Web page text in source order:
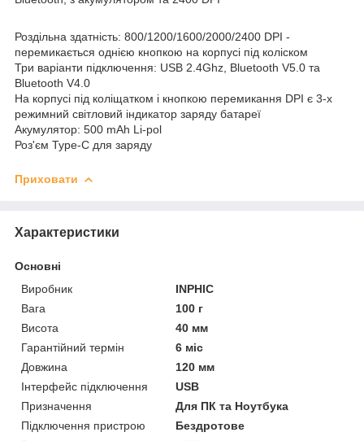
Роздільна здатність: 800/1200/1600/2000/2400 DPI -
перемикається однією кнопкою на корпусі під коліском
Три варіанти підключення: USB 2.4Ghz, Bluetooth V5.0 та
Bluetooth V4.0
На корпусі під коліщатком і кнопкою перемикання DPI є 3-х
режимний світловий індикатор заряду батареї
Акумулятор: 500 mAh Li-pol
Роз'єм Type-C для заряду
Приховати
Характеристики
Основні
Виробник
INPHIC
Вага
100 г
Висота
40 мм
Гарантійний термін
6 міс
Довжина
120 мм
Інтерфейс підключення
USB
Призначення
Для ПК та Ноутбука
Підключення пристрою
Бездротове